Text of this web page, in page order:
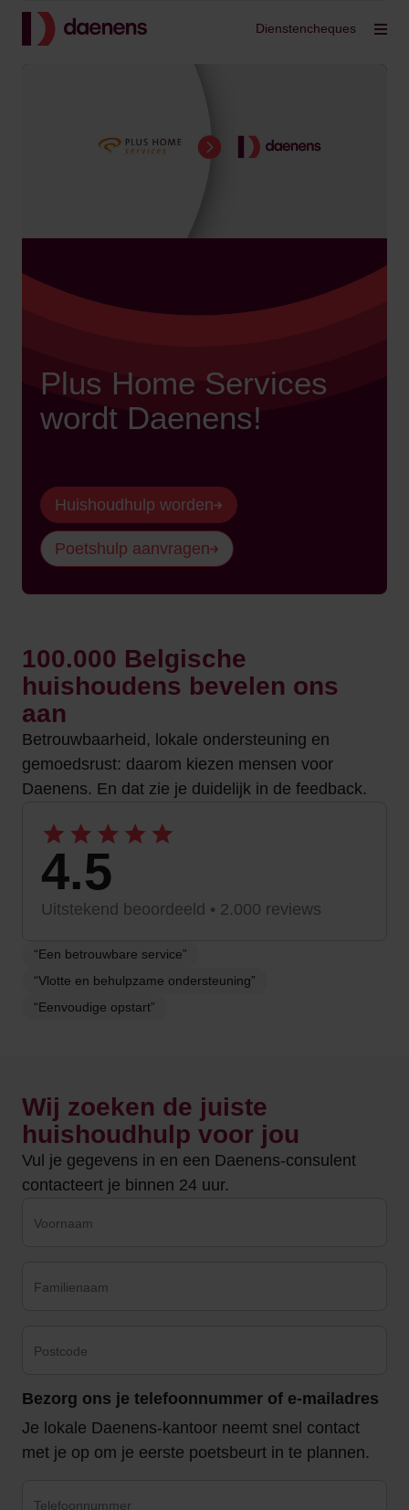
Terug Dienstencheques
Plus Home Services
wordt Daenens!
Huishoudhulp worden
Poetshulp aanvragen
Wij zoeken de juiste
huishoudhulp voor jou
Vul je gegevens in en een Daenens-consulent
contacteert je binnen 24 uur.
Bezorg ons je telefoonnummer of e-mailadres
Je lokale Daenens-kantoor neemt snel contact
met je op om je eerste poetsbeurt in te plannen.
100.000 Belgische
huishoudens bevelen ons
aan
Betrouwbaarheid, lokale ondersteuning en
gemoedsrust: daarom kiezen mensen voor
Daenens. En dat zie je duidelijk in de feedback.
4.5
Uitstekend beoordeeld • 2.000 reviews
“Een betrouwbare service”
“Vlotte en behulpzame ondersteuning”
“Eenvoudige opstart”